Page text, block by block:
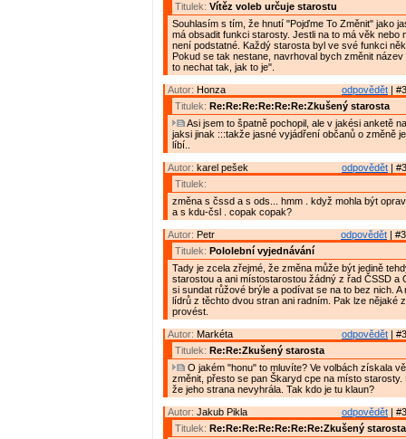
Titulek: Vítěz voleb určuje starostu
Souhlasím s tím, že hnutí "Pojďme To Změnit" jako
má obsadit funkci starosty. Jestli na to má věk nebo
není podstatné. Každý starosta byl ve své funkci
Pokud se tak nestane, navrhoval bych změnit název
to nechat tak, jak to je".
odpovědět |
Autor: Honza
Titulek: Re:Re:Re:Re:Re:Re:Zkušený starosta
Asi jsem to špatně pochopil, ale v jakési anketě
jaksi jinak :::takže jasné vyjádření občanů o změně
líbí..
odpovědět |
Autor: karel pešek
Titulek:
změna s čssd a s ods... hmm . když mohla být
a s kdu-čsl . copak copak?
odpovědět |
Autor: Petr
Titulek: Pololební vyjednávání
Tady je zcela zřejmé, že změna může být jedině
starostou a ani místostarostou žádný z řad ČSSD a
si sundat růžové brýle a podívat se na to bez nich. A
lídrů z těchto dvou stran ani radním. Pak lze nějaké
provést.
odpovědět |
Autor: Markéta
Titulek: Re:Re:Zkušený starosta
O jakém "honu" to mluvíte? Ve volbách získala
změnit, přesto se pan Škaryd cpe na místo starosty.
že jeho strana nevyhrála. Tak kdo je tu klaun?
odpovědět |
Autor: Jakub Pikla
Titulek: Re:Re:Re:Re:Re:Re:Re:Zkušený starosta